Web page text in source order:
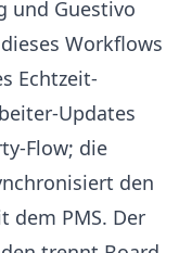
und Guestivo
Workflows
Echtzeit-
Updates
Flow; die
den
dem PMS. Der